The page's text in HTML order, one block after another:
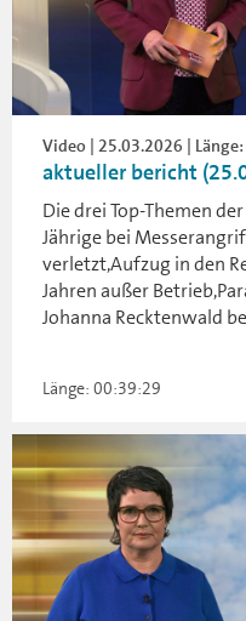
Video | 25.03.2026 | Länge:
aktueller bericht
Die drei Top-Themen
Jährige bei
verletzt,Aufzug in den
Jahren außer
Johanna Recktenwald
Länge: 00:39:29